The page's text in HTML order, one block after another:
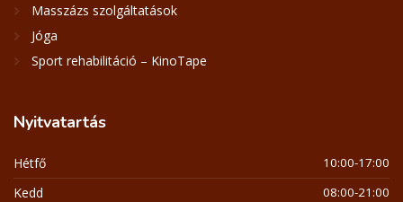
Masszázs szolgáltatások
Jóga
Sport rehabilitáció – KinoTape
Nyitvatartás
Hétfő 10:00-17:00
Kedd 08:00-21:00